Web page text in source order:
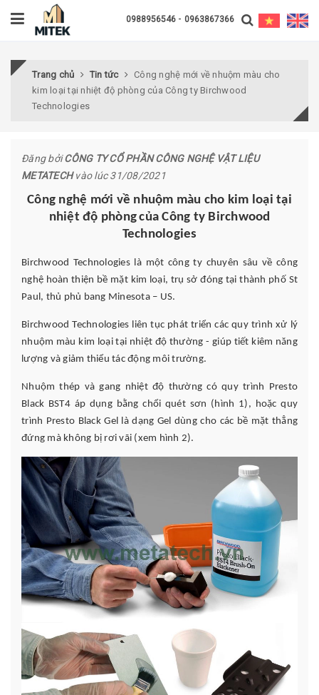
0988956546- 0963867366
Trang chủ Tin tức
Công nghệ mới về nhuộm màu cho
kim loại tại nhiệt độ phòng của Công ty Birchwood
Technologies
Đăng bởiCÔNG TY CỔ PHẦN CÔNG NGHỆ VẬT LIỆU
METATECHvào lúc 31/08/2021
Công nghệ mới về nhuộm màu cho kim loại tại
nhiệt độ phòngcủa Công ty Birchwood
Technologies
Birchwood Technologies là một công ty chuyên sâu về công
nghệ hoàn thiện bề mặt kim loại, trụ sở đóng tại thành phố St
Paul, thủ phủ bang Minesota – US.
Birchwood Technologies liên tục phát triển các quy trình xử lý
nhuộm màu kim loại tại nhiệt độ thường - giúp tiết kiêm năng
lượng và giảm thiểu tác động môi trường.
Nhuộm thép và gang nhiệt độ thường có quy trình Presto
Black BST4 áp dụng bằng chổi quét sơn (hình 1), hoặc quy
trình Presto Black Gel là dạng Gel dùng cho các bề mặt thẳng
đứng mà không bị rơi vãi (xem hình 2).